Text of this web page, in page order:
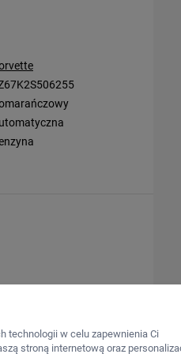
technologii w celu zapewnienia Ci
stroną internetową oraz